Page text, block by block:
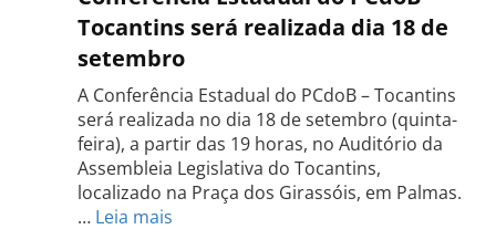
Tocantins será realizada dia 18 de
setembro
A Conferência Estadual do PCdoB – Tocantins
será realizada no dia 18 de setembro (quinta-
feira), a partir das 19 horas, no Auditório da
Assembleia Legislativa do Tocantins,
localizado na Praça dos Girassóis, em Palmas.
… Leia mais